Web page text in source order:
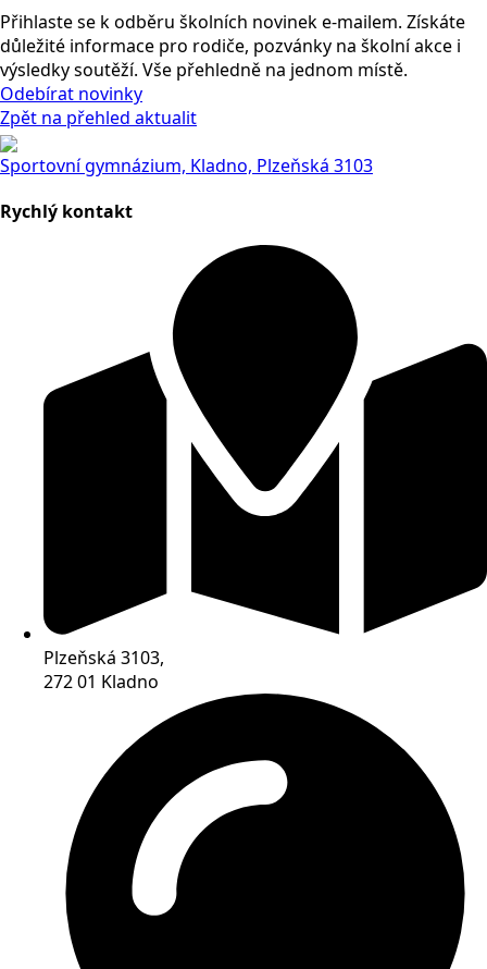
Přihlaste se k odběru školních novinek e-mailem. Získáte
důležité informace pro rodiče, pozvánky na školní akce i
výsledky soutěží. Vše přehledně na jednom místě.
Odebírat novinky
Zpět na přehled aktualit
Sportovní gymnázium, Kladno, Plzeňská 3103
Rychlý kontakt
Plzeňská 3103,
272 01 Kladno